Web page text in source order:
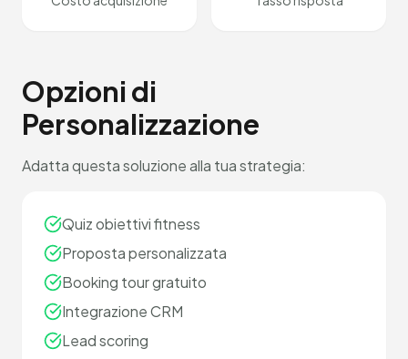
Opzioni di
Personalizzazione
Adatta questa soluzione alla tua strategia:
Quiz obiettivi fitness
Proposta personalizzata
Booking tour gratuito
Integrazione CRM
Lead scoring